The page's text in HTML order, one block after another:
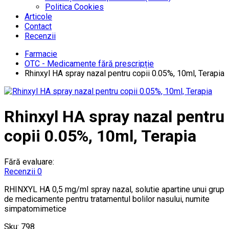
Politica Cookies
Articole
Contact
Recenzii
Farmacie
OTC - Medicamente fără prescripție
Rhinxyl HA spray nazal pentru copii 0.05%, 10ml, Terapia
Rhinxyl HA spray nazal pentru
copii 0.05%, 10ml, Terapia
Fără evaluare:
Recenzii 0
RHINXYL HA 0,5 mg/ml spray nazal, solutie apartine unui grup
de medicamente pentru tratamentul bolilor nasului, numite
simpatomimetice
Sku: 798